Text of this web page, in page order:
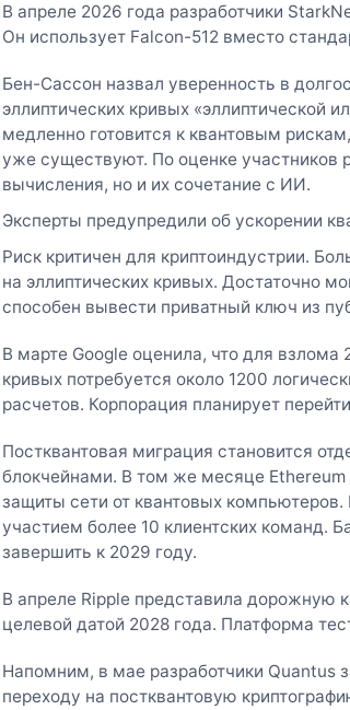
В апреле 2026 года разработчики
Он использует Falcon-512 вместо
Бен-Сассон назвал уверенность в
эллиптических кривых «эллиптической
медленно готовится к квантовым
уже существуют. По оценке участников
вычисления, но и их сочетание с ИИ.
Эксперты предупредили об ускорении
Риск критичен для криптоиндустрии.
на эллиптических кривых. Достаточно
способен вывести приватный ключ из
В марте Google оценила, что для взлома
кривых потребуется около 1200
расчетов. Корпорация планирует
Постквантовая миграция становится
блокчейнами. В том же месяце
защиты сети от квантовых
участием более 10 клиентских команд.
завершить к 2029 году.
В апреле Ripple представила дорожную
целевой датой 2028 года. Платформа
Напомним, в мае разработчики Quantus
переходу на постквантовую